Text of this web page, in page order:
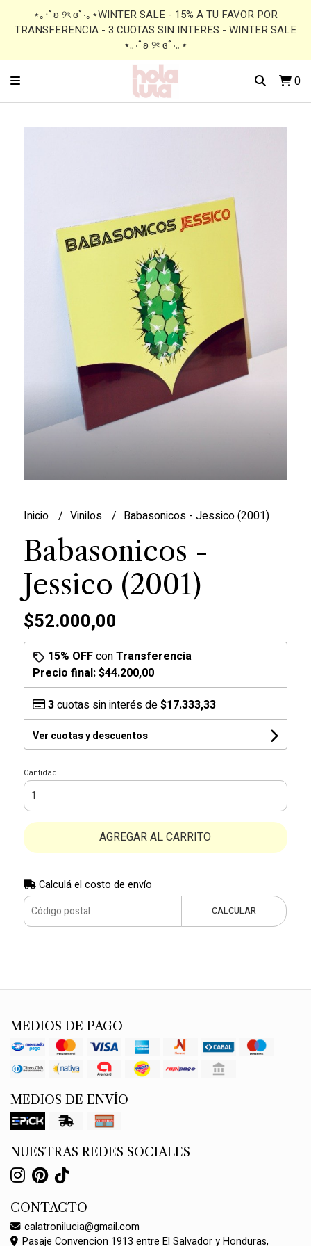
⋆｡‧˚ʚ ୨ৎ ɞ˚‧｡⋆WINTER SALE - 15% A TU FAVOR POR
TRANSFERENCIA - 3 CUOTAS SIN INTERES - WINTER SALE
⋆｡‧˚ʚ ୨ৎ ɞ˚‧｡⋆
0
Inicio Vinilos Babasonicos - Jessico (2001)
Babasonicos -
Jessico (2001)
$52.000,00
15% OFFconTransferencia
Precio final:$44.200,00
3cuotas sin interés de$17.333,33
Ver cuotas y descuentos
Cantidad
AGREGAR AL CARRITO
Calculá el costo de envío
CALCULAR
MEDIOS DE PAGO
MEDIOS DE ENVÍO
NUESTRAS REDES SOCIALES
CONTACTO
calatronilucia@gmail.com
Pasaje Convencion 1913 entre El Salvador y Honduras,